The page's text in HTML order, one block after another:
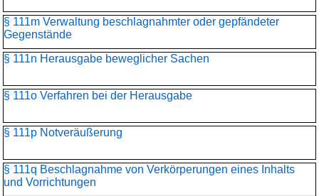
§ 111m Verwaltung beschlagnahmter oder gepfändeter
Gegenstände
§ 111n Herausgabe beweglicher Sachen
§ 111o Verfahren bei der Herausgabe
§ 111p Notveräußerung
§ 111q Beschlagnahme von Verkörperungen eines Inhalts
und Vorrichtungen